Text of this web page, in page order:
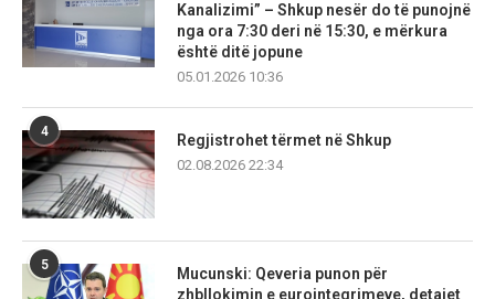
Kanalizimi” – Shkup nesër do të punojnë
nga ora 7:30 deri në 15:30, e mërkura
është ditë jopune
05.01.2026 10:36
4
Regjistrohet tërmet në Shkup
02.08.2026 22:34
5
Mucunski: Qeveria punon për
zhbllokimin e eurointegrimeve, detajet